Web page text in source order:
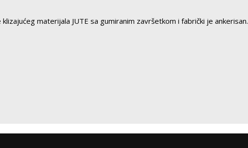
materijala JUTE sa gumiranim završetkom i fabrički je ankerisan.